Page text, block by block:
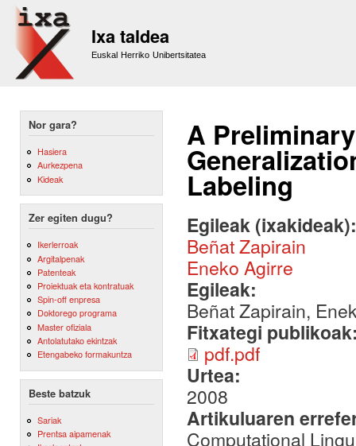
Ixa taldea
Euskal Herriko Unibertsitatea
Nor gara?
Hasiera
Aurkezpena
Kideak
Zer egiten dugu?
Ikerlerroak
Argitalpenak
Patenteak
Proiektuak eta kontratuak
Spin-off enpresa
Doktorego programa
Master ofiziala
Antolatutako ekintzak
Etengabeko formakuntza
Beste batzuk
Sariak
Prentsa aipamenak
A
Labeling
Egileak
Beñat Zapirain
Eneko Agirre
Egileak:
Beñat Zapirain,
Fitxategi
pdf.pdf
Urtea:
2008
Artikuluaren
Computational